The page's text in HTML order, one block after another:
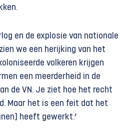
en de explosie van nationale
we een herijking van het
volkeren krijgen
een meerderheid in de
de VN. Je ziet hoe het recht
Maar het is een feit dat het
heeft gewerkt.’